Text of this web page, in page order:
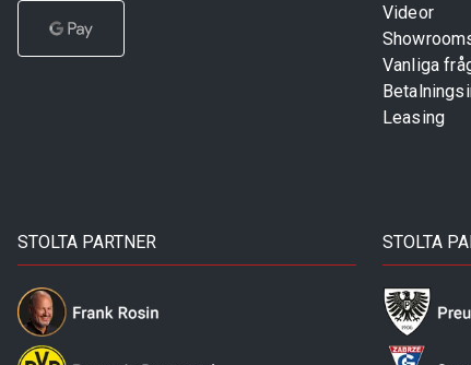
Videor
Vanliga
Leasing
STOLTA PARTNER STOLTA